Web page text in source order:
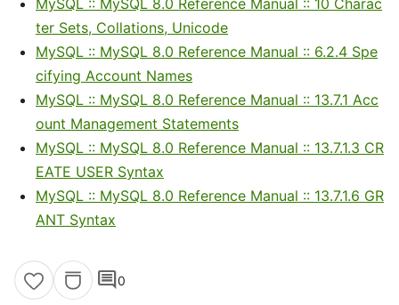
MySQL :: MySQL 8.0 Reference Manual :: 10 Charac
ter Sets, Collations, Unicode
MySQL :: MySQL 8.0 Reference Manual :: 6.2.4 Spe
cifying Account Names
MySQL :: MySQL 8.0 Reference Manual :: 13.7.1 Acc
ount Management Statements
MySQL :: MySQL 8.0 Reference Manual :: 13.7.1.3 CR
EATE USER Syntax
MySQL :: MySQL 8.0 Reference Manual :: 13.7.1.6 GR
ANT Syntax
comment0